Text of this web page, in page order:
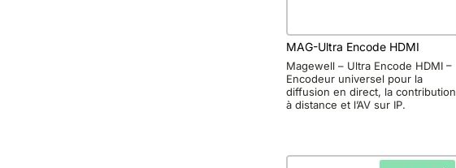
MAG-Ultra Encode HDMI
Magewell – Ultra Encode HDMI –
Encodeur universel pour la
diffusion en direct, la contribution
à distance et l’AV sur IP.